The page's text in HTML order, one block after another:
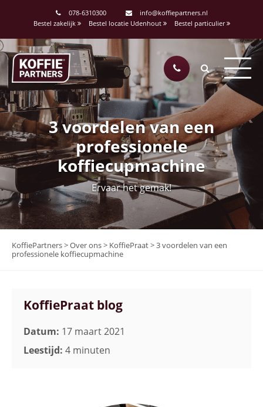
078-6310300
info@koffiepartners.nl
Bestel zakelijk
Bestel locatie Udenhout Bestel particulier
3 voordelen van een
professionele
koffiecupmachine
Ervaar het gemak!
KoffiePartners>Over ons> KoffiePraat>3 voordelen van een
professionele koffiecupmachine
KoffiePraat blog
Datum: 17 maart 2021
Leestijd: 4 minuten